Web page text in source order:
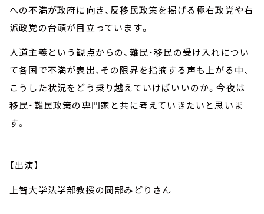
への不満が政府に向き、反移民政策を掲げる極右政党や右
派政党の台頭が目立っています。
人道主義という観点からの、難民・移民の受け入れについ
て各国で不満が表出、その限界を指摘する声も上がる中、
こうした状況をどう乗り越えていけばいいのか。今夜は
移民・難民政策の専門家と共に考えていきたいと思いま
す。
【出演】
上智大学法学部教授の岡部みどりさん